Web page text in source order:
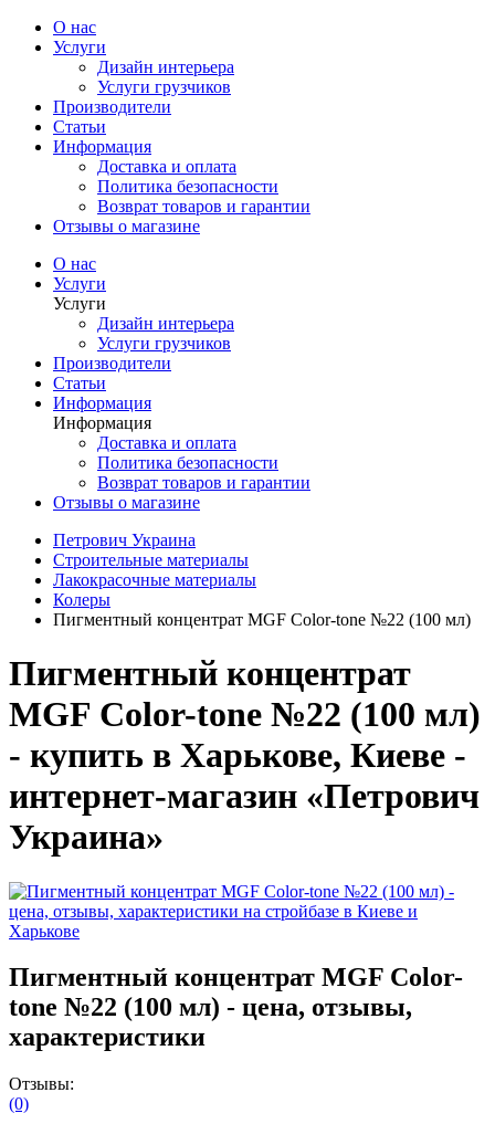
О нас
Услуги
Дизайн интерьера
Услуги грузчиков
Производители
Статьи
Информация
Доставка и оплата
Политика безопасности
Возврат товаров и гарантии
Отзывы о магазине
О нас
Услуги
Услуги
Дизайн интерьера
Услуги грузчиков
Производители
Статьи
Информация
Информация
Доставка и оплата
Политика безопасности
Возврат товаров и гарантии
Отзывы о магазине
Петрович Украина
Строительные материалы
Лакокрасочные материалы
Колеры
Пигментный концентрат MGF Color-tone №22 (100 мл)
Пигментный концентрат
MGF Color-tone №22 (100 мл)
- купить в Харькове, Киеве -
интернет-магазин «Петрович
Украина»
Пигментный концентрат MGF Color-
tone №22 (100 мл) - цена, отзывы,
характеристики
Отзывы:
(0)